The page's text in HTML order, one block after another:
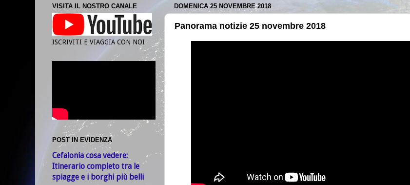
DOMENICA 25 NOVEMBRE 2018
Panorama notizie 25 novembre 2018
VISITA IL NOSTRO CANALE
ISCRIVITI E VIAGGIA CON NOI
POST IN EVIDENZA
Cefalonia cosa vedere:
Itinerario completo tra le
spiagge e i borghi più belli